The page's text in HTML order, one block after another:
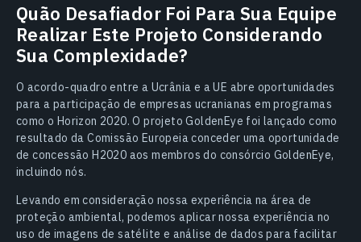
Quão Desafiador Foi Para Sua Equipe
Realizar Este Projeto Considerando
Sua Complexidade?
O acordo-quadro entre a Ucrânia e a UE abre oportunidades
para a participação de empresas ucranianas em programas
como o Horizon 2020. O projeto GoldenEye foi lançado como
resultado da Comissão Europeia conceder uma oportunidade
de concessão H2020 aos membros do consórcio GoldenEye,
incluindo nós.
Levando em consideração nossa experiência na área de
proteção ambiental, podemos aplicar nossa experiência no
uso de imagens de satélite e análise de dados para facilitar